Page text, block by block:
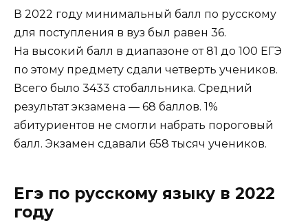
В 2022 году минимальный балл по русскому
для поступления в вуз был равен 36.
На высокий балл в диапазоне от 81 до 100 ЕГЭ
по этому предмету сдали четверть учеников.
Всего было 3433 стобалльника. Средний
результат экзамена — 68 баллов. 1%
абитуриентов не смогли набрать пороговый
балл. Экзамен сдавали 658 тысяч учеников.
Егэ по русскому языку в 2022
году